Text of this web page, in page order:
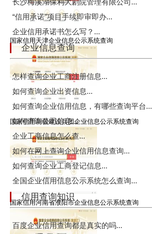
国家信用天津企业信息公示系统查询
国家信用新疆建设兵团企业信息公示系统查询
国家信用河南省濮阳市企业信息公示系统查询
长沙梅溪湖保利大剧院管理有限公司...
“信用承诺”项目手续即审即办...
企业信用承诺书怎么写？...
企业信息查询
怎样查询企业工商注册信息...
如何查询企业出资信息...
如何查询企业信用信息，有哪些查询平台...
如何查询公司信息...
企业工商信息怎么查...
如何在网上查询企业信用信息查询...
如何查询企业工商登记信息...
全国企业信用信息公示系统怎么查询...
信用查询知识
百度企业信用查询都是真实的吗...